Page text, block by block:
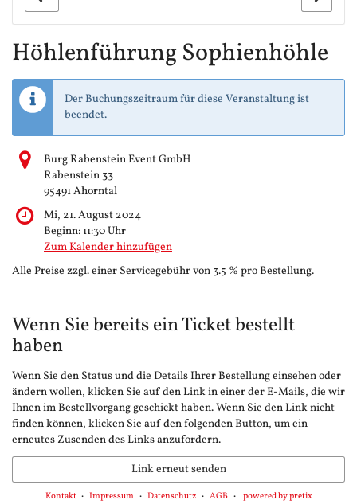
Höhlenführung Sophienhöhle
Der Buchungszeitraum für diese Veranstaltung ist
beendet.
Burg Rabenstein Event GmbH
Rabenstein 33
95491 Ahorntal
Mi, 21. August 2024
Beginn: 11:30Uhr
Zum Kalender hinzufügen
Alle Preise zzgl. einer Servicegebühr von 3.5 % pro Bestellung.
Wenn Sie bereits ein Ticket bestellt
haben
Wenn Sie den Status und die Details Ihrer Bestellung einsehen oder
ändern wollen, klicken Sie auf den Link in einer der E-Mails, die wir
Ihnen im Bestellvorgang geschickt haben. Wenn Sie den Link nicht
finden können, klicken Sie auf den folgenden Button, um ein
erneutes Zusenden des Links anzufordern.
Link erneut senden
Kontakt Impressum Datenschutz AGB powered by pretix